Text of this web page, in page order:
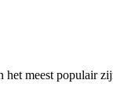
meest populair